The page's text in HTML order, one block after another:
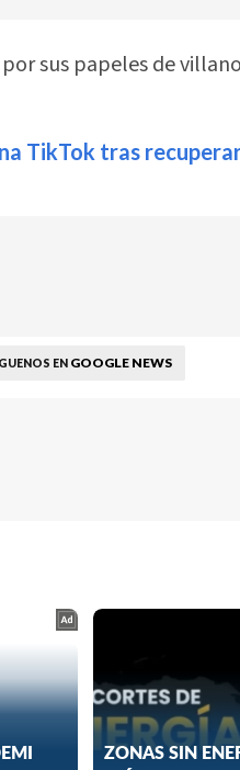
sus papeles de
TikTok tras
EN GOOGLE NEWS